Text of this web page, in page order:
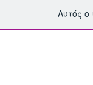
Αυτός ο